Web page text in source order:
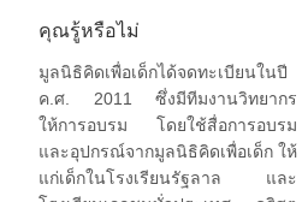
คุณรู้หรือไม่
มูลนิธิคิดเพื่อเด็กได้จดทะเบียนในปี
ค.ศ. 2011 ซึ่งมีทีมงานวิทยากร
ให้การอบรม โดยใช้สื่อการอบรม
และอุปกรณ์จากมูลนิธิคิดเพื่อเด็ก ให้
แก่เด็กในโรงเรียนรัฐลาล และ